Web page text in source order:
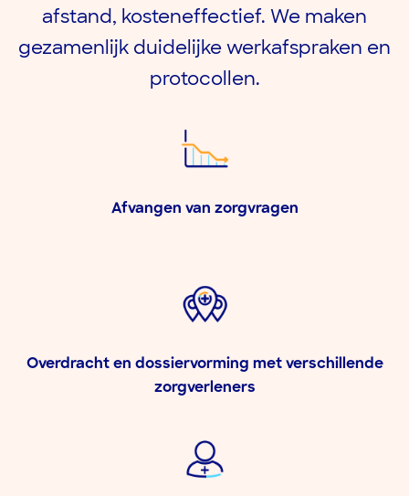
afstand, kosteneffectief. We maken
gezamenlijk duidelijke werkafspraken en
protocollen.
Afvangen van zorgvragen​
Overdracht en dossiervorming met verschillende
zorgverleners